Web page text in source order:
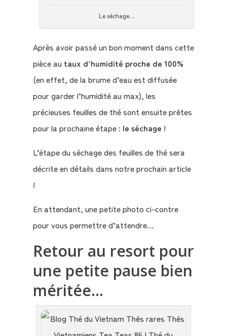
Le séchage…
Après avoir passé un bon moment dans cette
pièce au taux d’humidité proche de 100%
(en effet, de la brume d’eau est diffusée
pour garder l’humidité au max), les
précieuses feuilles de thé sont ensuite prêtes
pour la prochaine étape : le séchage !
L’étape du séchage des feuilles de thé sera
décrite en détails dans notre prochain article
!
En attendant, une petite photo ci-contre
pour vous permettre d’attendre…
Retour au resort pour
une petite pause bien
méritée…